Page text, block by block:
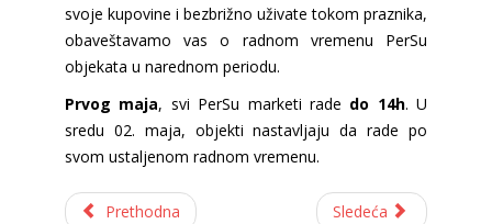
svoje kupovine i bezbrižno uživate tokom praznika,
obaveštavamo vas o radnom vremenu PerSu
objekata u narednom periodu.
Prvog maja, svi PerSu marketi rade do 14h. U
sredu 02. maja, objekti nastavljaju da rade po
svom ustaljenom radnom vremenu.
Prethodna Sledeća